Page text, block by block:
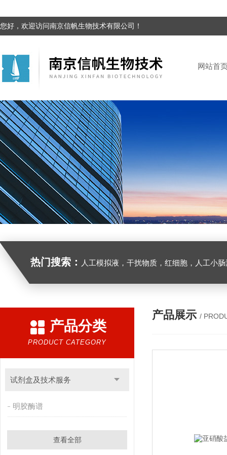
您好，欢迎访问南京信帆生物技术有限公司！
网站首
热门搜索： 人工模拟液，干扰物质，红细胞，人工小
产品分类
PRODUCT CATEGORY
试剂盒及技术服务
明胶酶谱
查看全部
产品展示 /